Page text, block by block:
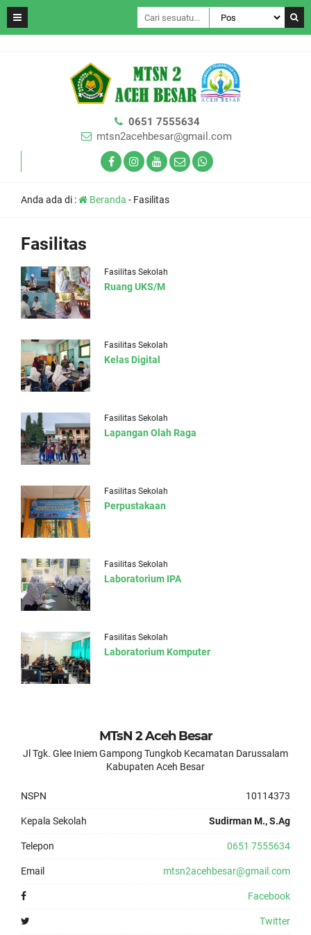
0651 7555634
mtsn2acehbesar@gmail.com
Anda ada di : Beranda - Fasilitas
Fasilitas
Fasilitas Sekolah
Ruang UKS/M
Fasilitas Sekolah
Kelas Digital
Fasilitas Sekolah
Lapangan Olah Raga
Fasilitas Sekolah
Perpustakaan
Fasilitas Sekolah
Laboratorium IPA
Fasilitas Sekolah
Laboratorium Komputer
MTsN 2 Aceh Besar
Jl Tgk. Glee Iniem Gampong Tungkob Kecamatan Darussalam
Kabupaten Aceh Besar
NSPN 10114373
Kepala Sekolah Sudirman M., S.Ag
Telepon 0651 7555634
Email mtsn2acehbesar@gmail.com
Facebook
Twitter